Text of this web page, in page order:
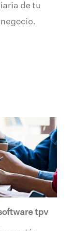
de tu
negocio.
tpv